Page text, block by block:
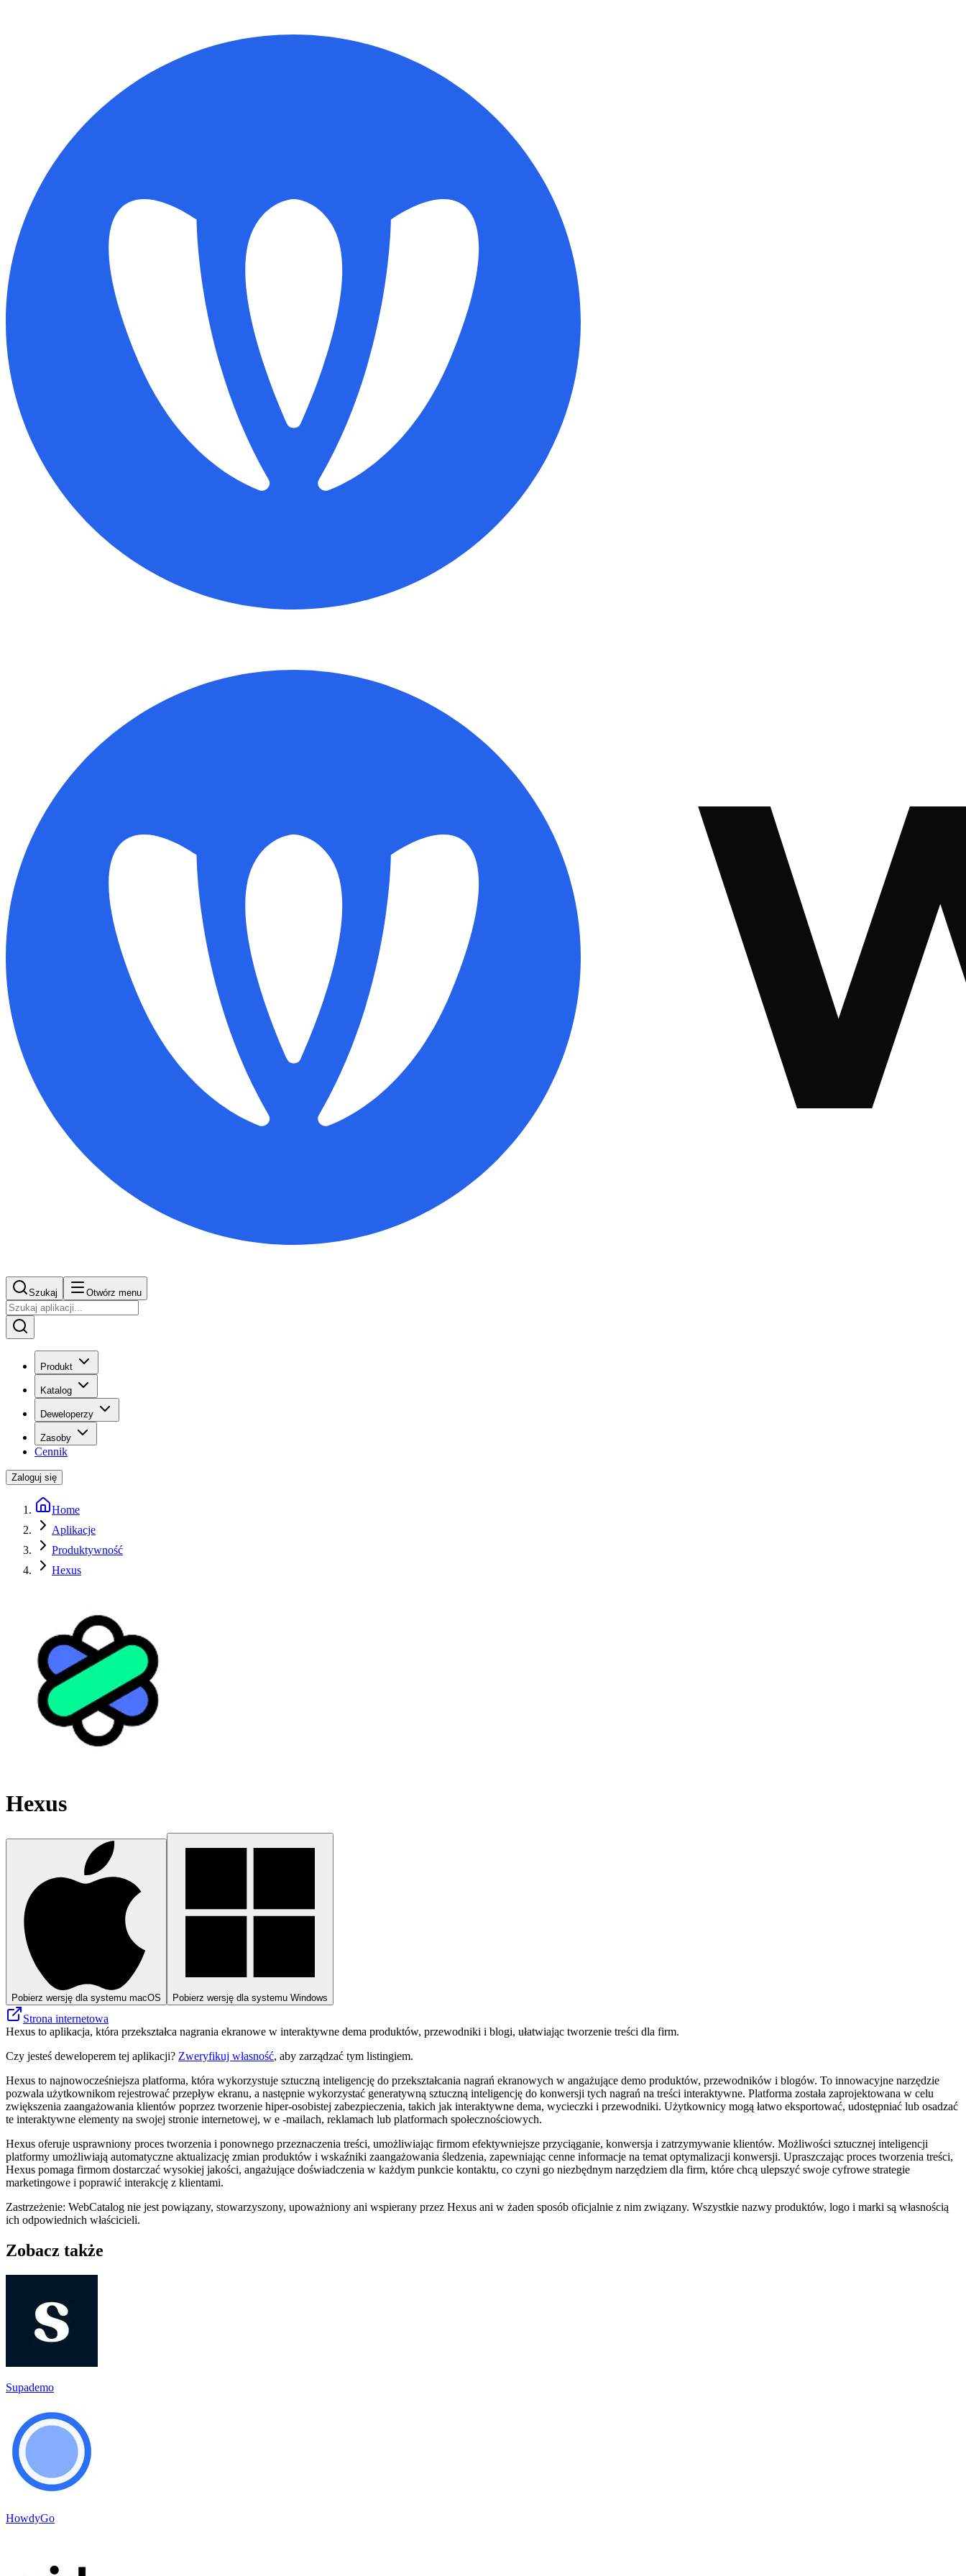
Szukaj Otwórz menu
Produkt
Katalog
Deweloperzy
Zasoby
Cennik
Zaloguj się
Home
Aplikacje
Produktywność
Hexus
Hexus
Pobierz wersję dla systemu macOS Pobierz wersję dla systemu Windows
Strona internetowa
Hexus to aplikacja, która przekształca nagrania ekranowe w interaktywne dema produktów, przewodniki i blogi, ułatwiając tworzenie treści dla firm.
Czy jesteś deweloperem tej aplikacji? Zweryfikuj własność, aby zarządzać tym listingiem.
Hexus to najnowocześniejsza platforma, która wykorzystuje sztuczną inteligencję do przekształcania nagrań ekranowych w angażujące demo produktów, przewodników i blogów. To innowacyjne narzędzie
pozwala użytkownikom rejestrować przepływ ekranu, a następnie wykorzystać generatywną sztuczną inteligencję do konwersji tych nagrań na treści interaktywne. Platforma została zaprojektowana w celu
zwiększenia zaangażowania klientów poprzez tworzenie hiper-osobistej zabezpieczenia, takich jak interaktywne dema, wycieczki i przewodniki. Użytkownicy mogą łatwo eksportować, udostępniać lub osadzać
te interaktywne elementy na swojej stronie internetowej, w e -mailach, reklamach lub platformach społecznościowych.
Hexus oferuje usprawniony proces tworzenia i ponownego przeznaczenia treści, umożliwiając firmom efektywniejsze przyciąganie, konwersja i zatrzymywanie klientów. Możliwości sztucznej inteligencji
platformy umożliwiają automatyczne aktualizację zmian produktów i wskaźniki zaangażowania śledzenia, zapewniając cenne informacje na temat optymalizacji konwersji. Upraszczając proces tworzenia treści,
Hexus pomaga firmom dostarczać wysokiej jakości, angażujące doświadczenia w każdym punkcie kontaktu, co czyni go niezbędnym narzędziem dla firm, które chcą ulepszyć swoje cyfrowe strategie
marketingowe i poprawić interakcję z klientami.
Zastrzeżenie: WebCatalog nie jest powiązany, stowarzyszony, upoważniony ani wspierany przez Hexus ani w żaden sposób oficjalnie z nim związany. Wszystkie nazwy produktów, logo i marki są własnością
ich odpowiednich właścicieli.
Zobacz także
Supademo
HowdyGo